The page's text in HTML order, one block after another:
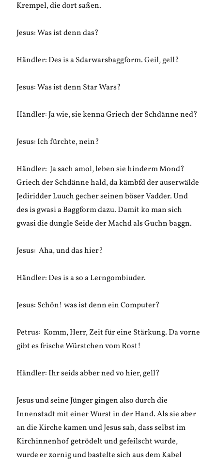
Krempel, die dort saßen.
Jesus: Was ist denn das?
Händler: Des is a Sdarwarsbaggform. Geil, gell?
Jesus: Was ist denn Star Wars?
Händler: Ja wie, sie kenna Griech der Schdänne ned?
Jesus: Ich fürchte, nein?
Händler: Ja sach amol, leben sie hinderm Mond?
Griech der Schdänne hald, da kämbfd der auserwälde
Jediridder Luuch gecher seinen böser Vadder. Und
des is gwasi a Baggform dazu. Damit ko man sich
gwasi die dungle Seide der Machd als Guchn baggn.
Jesus: Aha, und das hier?
Händler: Des is a so a Lerngombiuder.
Jesus: Schön! was ist denn ein Computer?
Petrus: Komm, Herr, Zeit für eine Stärkung. Da vorne
gibt es frische Würstchen vom Rost!
Händler: Ihr seids abber ned vo hier, gell?
Jesus und seine Jünger gingen also durch die
Innenstadt mit einer Wurst in der Hand. Als sie aber
an die Kirche kamen und Jesus sah, dass selbst im
Kirchinnenhof getrödelt und gefeilscht wurde,
wurde er zornig und bastelte sich aus dem Kabel